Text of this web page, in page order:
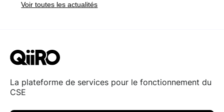
Voir toutes les actualités
La plateforme de services pour le fonctionnement du
CSE